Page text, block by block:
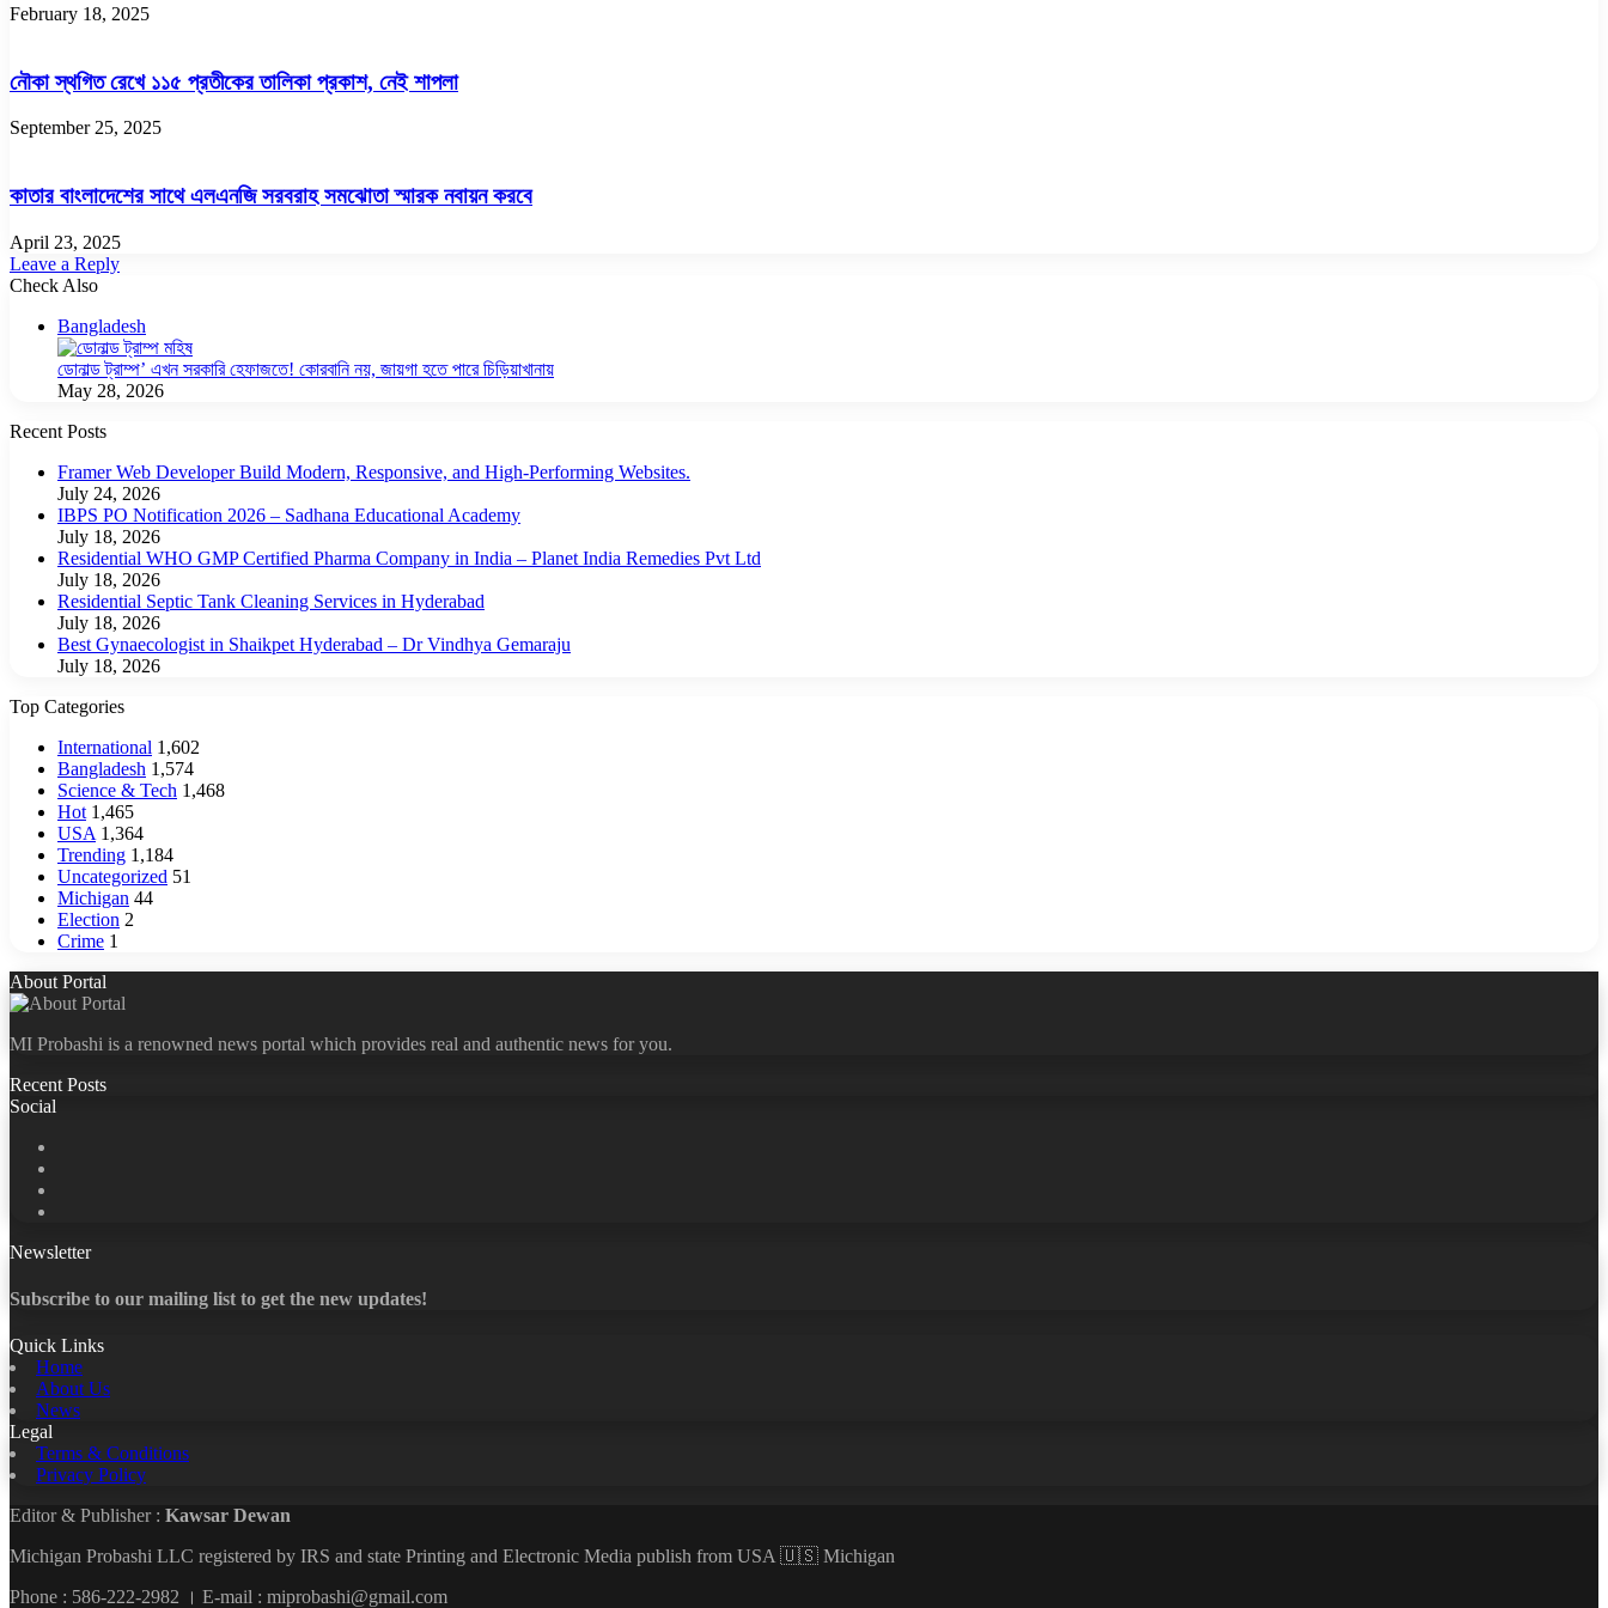
February 18, 2025
নৌকা স্থগিত রেখে ১১৫ প্রতীকের তালিকা প্রকাশ, নেই শাপলা
September 25, 2025
কাতার বাংলাদেশের সাথে এলএনজি সরবরাহ সমঝোতা স্মারক নবায়ন করবে
April 23, 2025
Leave a Reply
Check Also
Bangladesh
ডোনাল্ড ট্রাম্প’ এখন সরকারি হেফাজতে! কোরবানি নয়, জায়গা হতে পারে চিড়িয়াখানায়
May 28, 2026
Recent Posts
Framer Web Developer Build Modern, Responsive, and High-Performing Websites.
July 24, 2026
IBPS PO Notification 2026 – Sadhana Educational Academy
July 18, 2026
Residential WHO GMP Certified Pharma Company in India – Planet India Remedies Pvt Ltd
July 18, 2026
Residential Septic Tank Cleaning Services in Hyderabad
July 18, 2026
Best Gynaecologist in Shaikpet Hyderabad – Dr Vindhya Gemaraju
July 18, 2026
Top Categories
International 1,602
Bangladesh 1,574
Science & Tech 1,468
Hot 1,465
USA 1,364
Trending 1,184
Uncategorized 51
Michigan 44
Election 2
Crime 1
About Portal
MI Probashi is a renowned news portal which provides real and authentic news for you.
Recent Posts
Social
Newsletter
Subscribe to our mailing list to get the new updates!
Quick Links
Home
About Us
News
Legal
Terms & Conditions
Privacy Policy
Editor & Publisher : Kawsar Dewan
Michigan Probashi LLC registered by IRS and state Printing and Electronic Media publish from USA 🇺🇸 Michigan
Phone : 586-222-2982 । E-mail : miprobashi@gmail.com